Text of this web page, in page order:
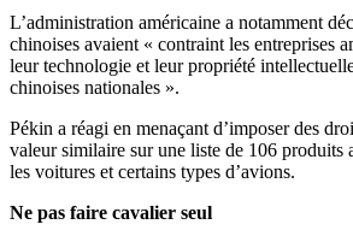
L’administration américaine a notamment
chinoises avaient « contraint les entreprises
leur technologie et leur propriété
chinoises nationales ».
Pékin a réagi en menaçant d’imposer des
valeur similaire sur une liste de 106 produits
les voitures et certains types d’avions.
Ne pas faire cavalier seul